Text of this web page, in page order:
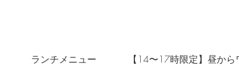
ランチメニュー 【14〜17時限定】昼か